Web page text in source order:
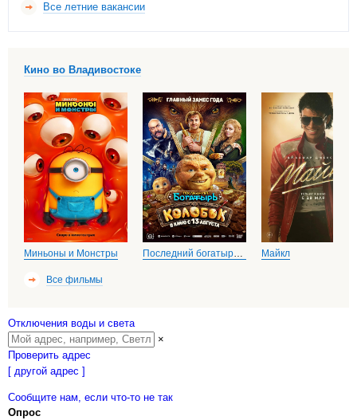
Все летние вакансии
Кино во Владивостоке
Миньоны и Монстры Последний богатырь. Колобок Майкл
Все фильмы
Отключения воды и света
×
Проверить адрес
[ другой адрес ]
Сообщите нам, если что-то не так
Опрос